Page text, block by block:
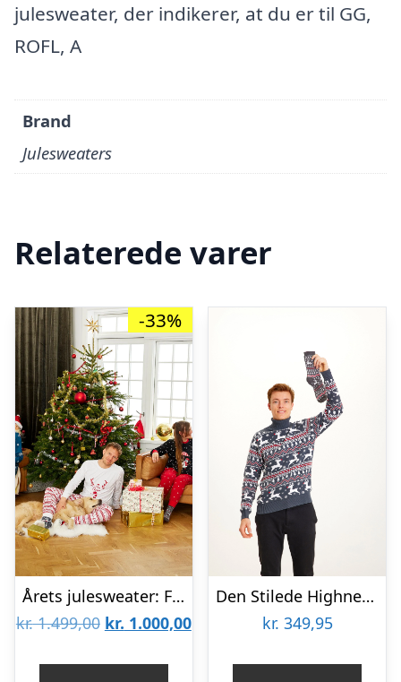
julesweater, der indikerer, at du er til GG,
ROFL, A
Brand
Julesweaters
Relaterede varer
-33%
Årets julesweater: Familiepakke – Pyjamas. Ugly Christmas Sweater lavet i Danmark
kr.1.499,00 Den
kr. 1.000,00Den
Den Stilede Highneck Julesweater – herre / mænd.
kr. 349,95